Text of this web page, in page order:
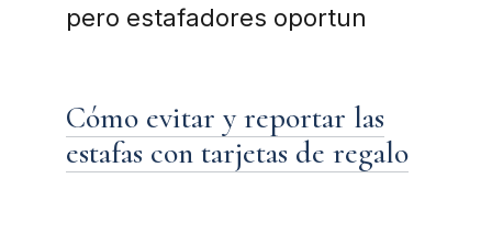
pero estafadores oportun
Cómo evitar y reportar las
estafas con tarjetas de regalo